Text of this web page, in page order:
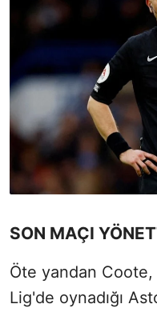
SON MAÇI
Öte yandan
Lig'de oynadığı